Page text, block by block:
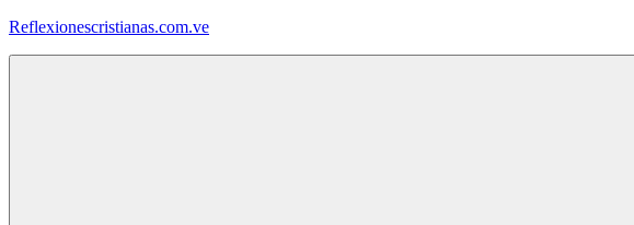
Saltar
Reflexionescristianas.com.ve